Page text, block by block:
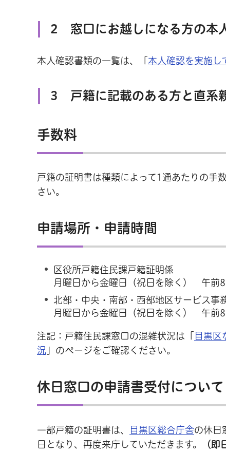
2 窓口にお越しになる方の本
本人確認書類の一覧は、「 本人確認を実施し
3 戸籍に記載のある方と直系
手数料
戸籍の証明書は種類によって1通あたりの手
さい。
申請場所・申請時間
区役所戸籍住民課戸籍証明係
月曜日から金曜日（祝日を除く） 午前
北部・中央・南部・西部地区サービス事
月曜日から金曜日（祝日を除く） 午前
注記：戸籍住民課窓口の混雑状況は「 目黒区
況 」のページをご確認ください。
休日窓口の申請書受付について
一部戸籍の証明書は、 目黒区総合庁舎の休日
日となり、再度来庁していただきます。
（即